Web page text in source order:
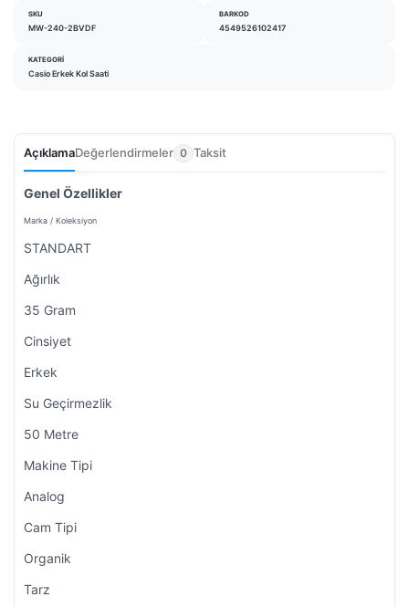
SKU
MW-240-2BVDF
BARKOD
4549526102417
KATEGORI
Casio Erkek Kol Saati
AçıklamaDeğerlendirmeler 0 Taksit
Genel Özellikler
Marka / Koleksiyon
STANDART
Ağırlık
35 Gram
Cinsiyet
Erkek
Su Geçirmezlik
50 Metre
Makine Tipi
Analog
Cam Tipi
Organik
Tarz